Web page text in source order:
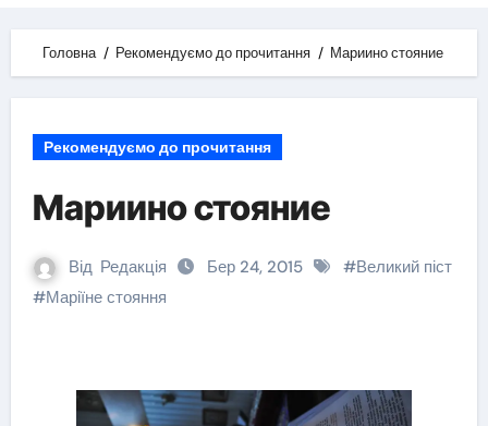
Головна Рекомендуємо до прочитання Мариино стояние
Рекомендуємо до прочитання
Мариино стояние
Від Редакція Бер 24, 2015 #Великий піст
#Маріїне стояння